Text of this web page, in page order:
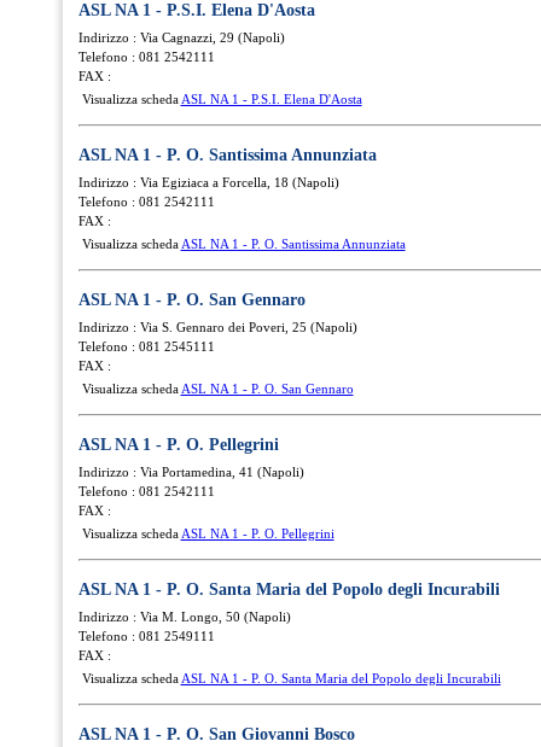
ASL NA 1 - P.S.I. Elena D'Aosta
Indirizzo : Via Cagnazzi, 29 (Napoli)
Telefono : 081 2542111
FAX :
Visualizza scheda ASL NA 1 - P.S.I. Elena D'Aosta
ASL NA 1 - P. O. Santissima Annunziata
Indirizzo : Via Egiziaca a Forcella, 18 (Napoli)
Telefono : 081 2542111
FAX :
Visualizza scheda ASL NA 1 - P. O. Santissima Annunziata
ASL NA 1 - P. O. San Gennaro
Indirizzo : Via S. Gennaro dei Poveri, 25 (Napoli)
Telefono : 081 2545111
FAX :
Visualizza scheda ASL NA 1 - P. O. San Gennaro
ASL NA 1 - P. O. Pellegrini
Indirizzo : Via Portamedina, 41 (Napoli)
Telefono : 081 2542111
FAX :
Visualizza scheda ASL NA 1 - P. O. Pellegrini
ASL NA 1 - P. O. Santa Maria del Popolo degli Incurabili
Indirizzo : Via M. Longo, 50 (Napoli)
Telefono : 081 2549111
FAX :
Visualizza scheda ASL NA 1 - P. O. Santa Maria del Popolo degli Incurabili
ASL NA 1 - P. O. San Giovanni Bosco